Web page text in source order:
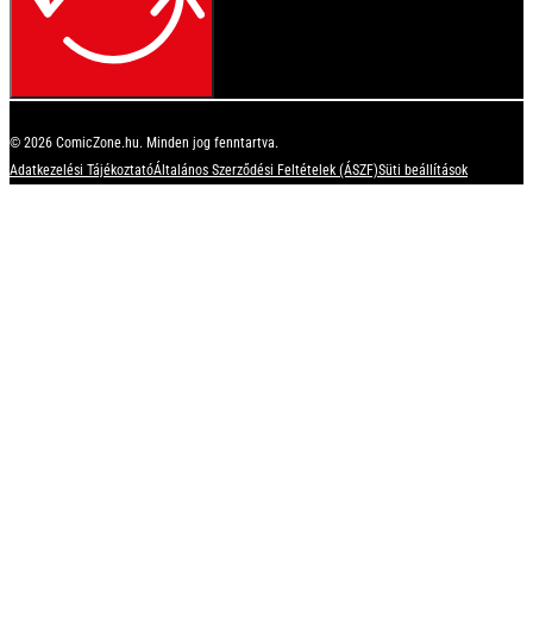
© 2026 ComicZone.hu. Minden jog fenntartva.
Adatkezelési TájékoztatóÁltalános Szerződési Feltételek (ÁSZF)Süti beállítások